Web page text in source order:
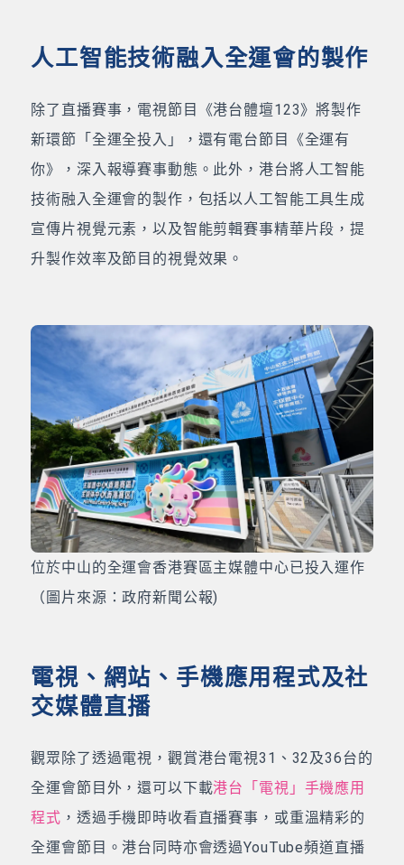
人工智能技術融入全運會的製作
除了直播賽事，電視節目《港台體壇123》將製作
新環節「全運全投入」，還有電台節目《全運有
你》，深入報導賽事動態。此外，港台將人工智能
技術融入全運會的製作，包括以人工智能工具生成
宣傳片視覺元素，以及智能剪輯賽事精華片段，提
升製作效率及節目的視覺效果。
位於中山的全運會香港賽區主媒體中心已投入運作
（圖片來源：政府新聞公報)
電視、網站、手機應用程式及社
交媒體直播
觀眾除了透過電視，觀賞港台電視31、32及36台的
全運會節目外，還可以下載港台「電視」手機應用
程式 ，透過手機即時收看直播賽事，或重溫精彩的
全運會節目。港台同時亦會透過YouTube頻道直播